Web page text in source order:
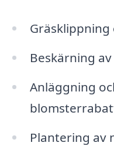
Beskärning
Anläggning
Plantering av